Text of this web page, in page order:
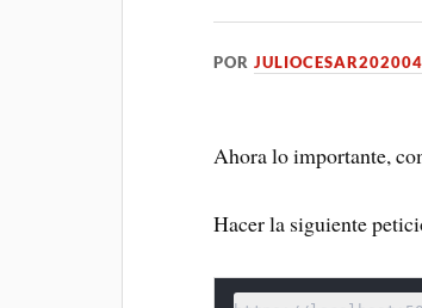
POR
Ahora lo importante,
Hacer la siguiente